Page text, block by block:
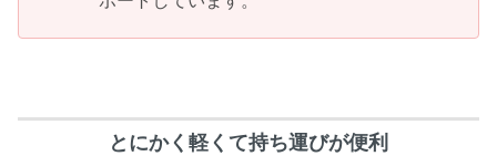
とにかく軽くて持ち運びが便利